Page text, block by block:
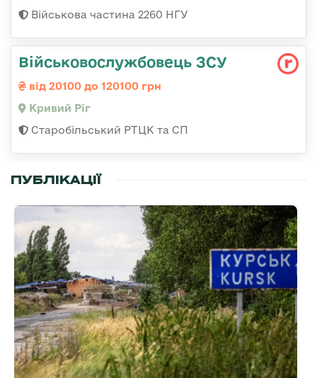
Військова частина 2260 НГУ
Військовослужбовець ЗСУ
від 20100 до 120100 грн
Кривий Ріг
Старобільський РТЦК та СП
ПУБЛІКАЦІЇ